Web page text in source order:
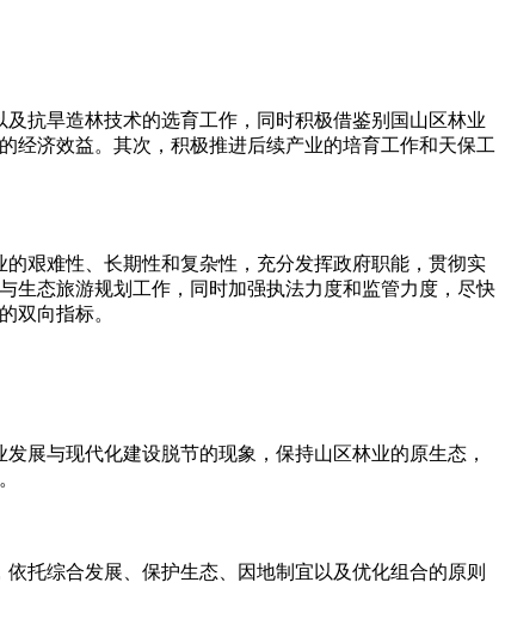
抗旱造林技术的选育工作，同时积极借鉴别国山区林业
经济效益。其次，积极推进后续产业的培育工作和天保工
艰难性、长期性和复杂性，充分发挥政府职能，贯彻实
生态旅游规划工作，同时加强执法力度和监管力度，尽快
双向指标。
展与现代化建设脱节的现象，保持山区林业的原生态，
托综合发展、保护生态、因地制宜以及优化组合的原则